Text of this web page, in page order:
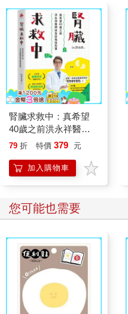
腎臟求救中：真希望
40歲之前洪永祥醫師
就告訴我這些事
79 折 特價 379 元
加入購物車
您可能也需要